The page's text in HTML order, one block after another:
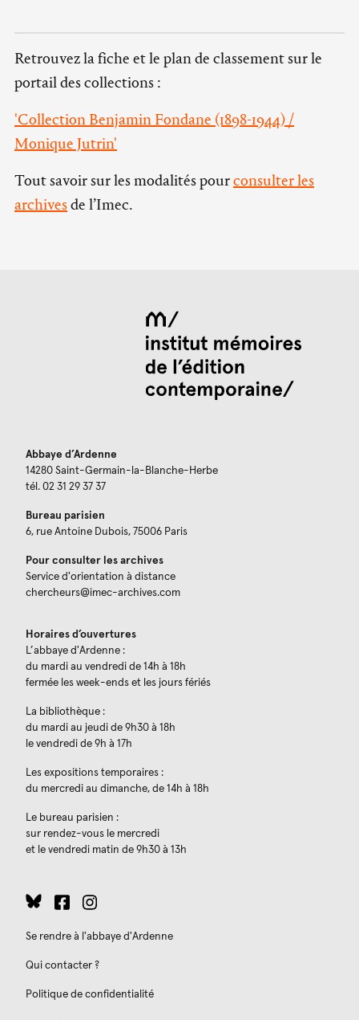
Retrouvez la fiche et le plan de classement sur le
portail des collections :
'Collection Benjamin Fondane (1898-1944) /
Monique Jutrin'
Tout savoir sur les modalités pourconsulter les
archivesde l’Imec.
Abbaye d’Ardenne
14280 Saint-Germain-la-Blanche-Herbe
tél. 02 31 29 37 37
Bureau parisien
6, rue Antoine Dubois, 75006 Paris
Pour consulter les archives
Service d'orientation à distance
chercheurs@imec-archives.com
Horaires d’ouvertures
L’abbaye d'Ardenne :
du mardi au vendredi de 14h à 18h
fermée les week-ends et les jours fériés
La bibliothèque :
du mardi au jeudi de 9h30 à 18h
le vendredi de 9h à 17h
Les expositions temporaires :
du mercredi au dimanche, de 14h à 18h
Le bureau parisien :
sur rendez-vous le mercredi
et le vendredi matin de 9h30 à 13h
Se rendre à l'abbaye d'Ardenne
Qui contacter ?
Politique de confidentialité